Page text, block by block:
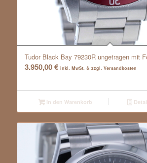
Tudor Black Bay 79230R ungetragen mit
3.950,00€ inkl. MwSt. & zzgl. Versandkosten
In den Warenkorb